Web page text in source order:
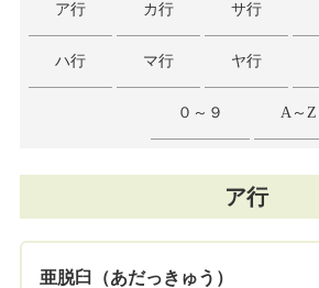
ア行 カ行 サ行
ハ行 マ行 ヤ行
０～９ A～Z
ア行
亜脱臼（あだっきゅう）